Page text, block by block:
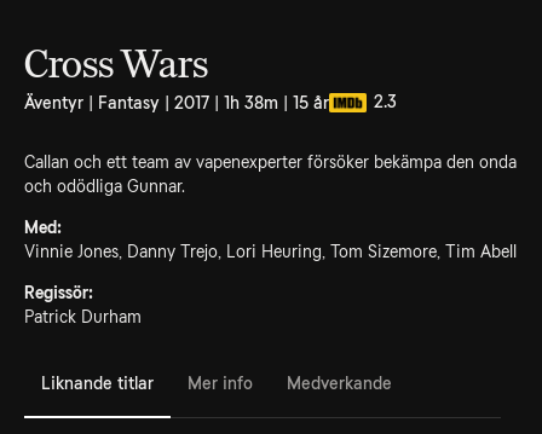
Cross Wars
Äventyr | Fantasy | 2017 | 1h 38m | 15 år 2.3
Callan och ett team av vapenexperter försöker bekämpa den onda
och odödliga Gunnar.
Med:
Vinnie Jones, Danny Trejo, Lori Heuring, Tom Sizemore, Tim Abell
Regissör:
Patrick Durham
Liknande titlar Mer info Medverkande